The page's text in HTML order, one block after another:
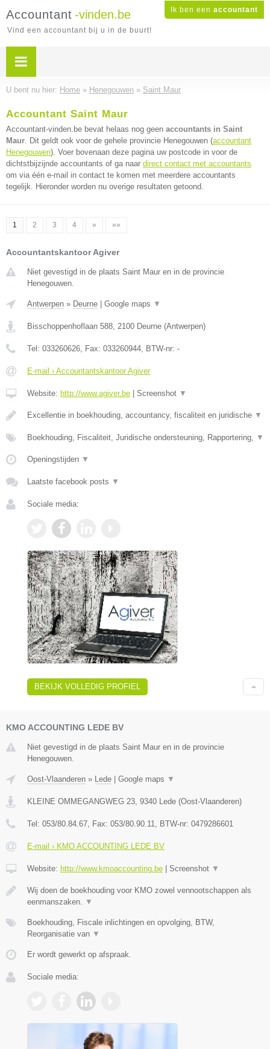
Ik ben een accountant
Accountant -vinden.be
Vind een accountant bij u in de buurt!
U bent nu hier: Home » Henegouwen » Saint Maur
Accountant Saint Maur
Accountant-vinden.be bevat helaas nog geen accountants in Saint
Maur. Dit geldt ook voor de gehele provincie Henegouwen (accountant
Henegouwen). Voer bovenaan deze pagina uw postcode in voor de
dichtstbijzijnde accountants of ga naar direct contact met accountants
om via één e-mail in contact te komen met meerdere accountants
tegelijk. Hieronder worden nu overige resultaten getoond.
1 2 3 4 » »»
Accountantskantoor Agiver
Niet gevestigd in de plaats Saint Maur en in de provincie
Henegouwen.
Antwerpen » Deurne Google maps ▼
Bisschoppenhoflaan 588, 2100 Deurne (Antwerpen)
Tel: 033260626, Fax: 033260944, BTW-nr: -
E-mail › Accountantskantoor Agiver
Website: http://www.agiver.be Screenshot ▼
Excellentie in boekhouding, accountancy, fiscaliteit en juridische ▼
Boekhouding, Fiscaliteit, Juridische ondersteuning, Rapportering, ▼
Openingstijden ▼
Laatste facebook posts ▼
Sociale media:
BEKIJK VOLLEDIG PROFIEL
KMO ACCOUNTING LEDE BV
Niet gevestigd in de plaats Saint Maur en in de provincie
Henegouwen.
Oost-Vlaanderen » Lede | Google maps ▼
KLEINE OMMEGANGWEG 23 9340 Lede (Oost-Vlaanderen)
Tel: 053/80.84.67 , Fax: 053/80.90.11 , BTW-nr: 0479286601
E-mail › KMO ACCOUNTING LEDE BV
Website: http://www.kmoaccounting.be | Screenshot ▼
Wij doen de boekhouding voor KMO zowel vennootschappen als
eenmanszaken.
▼
Boekhouding, Fiscale inlichtingen en opvolging, BTW,
Reorganisatie van ▼
Er wordt gewerkt op afspraak.
Sociale media: